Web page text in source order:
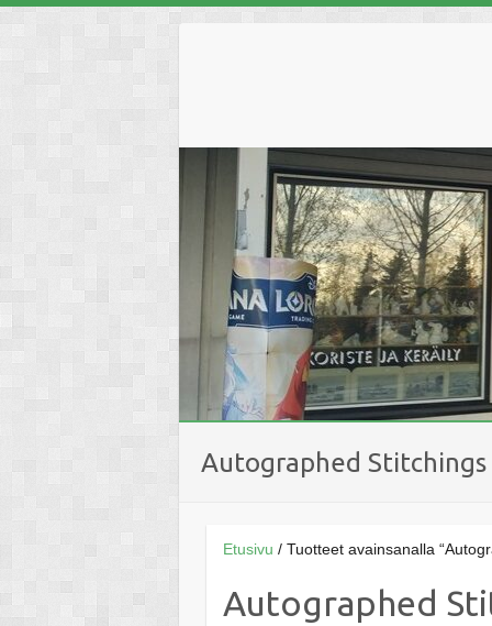
content
Autographed Stitchings
Etusivu / Tuotteet avainsanalla
Autographed